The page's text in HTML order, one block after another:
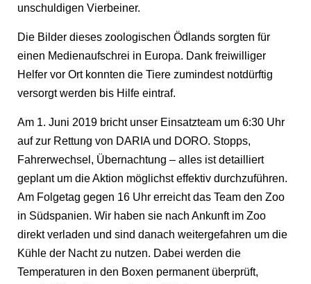
unschuldigen Vierbeiner.
Die Bilder dieses zoologischen Ödlands sorgten für
einen Medienaufschrei in Europa. Dank freiwilliger
Helfer vor Ort konnten die Tiere zumindest notdürftig
versorgt werden bis Hilfe eintraf.
Am 1. Juni 2019 bricht unser Einsatzteam um 6:30 Uhr
auf zur Rettung von DARIA und DORO. Stopps,
Fahrerwechsel, Übernachtung – alles ist detailliert
geplant um die Aktion möglichst effektiv durchzuführen.
Am Folgetag gegen 16 Uhr erreicht das Team den Zoo
in Südspanien. Wir haben sie nach Ankunft im Zoo
direkt verladen und sind danach weitergefahren um die
Kühle der Nacht zu nutzen. Dabei werden die
Temperaturen in den Boxen permanent überprüft,